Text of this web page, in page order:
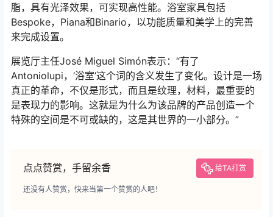
脂，具有光泽效果，可实现高性能。浴室家具包括
Bespoke，Piana和Binario，以功能质量和美学上的完善
来完成设置。
展览厅主任José Miguel Simón表示：“有了
Antoniolupi，‘浴室’这个词的含义发生了变化。设计是一场
真正的革命，不仅是形式，而且是纹理，材料，最重要的
是表现力的影响。这就是为什么为该品牌的产品创造一个
特殊的空间是不可或缺的，这是其世界的一小部分。”
点点赞赏，手留余香 给TA打赏
还没有人赞赏，快来当第一个赞赏的人吧！